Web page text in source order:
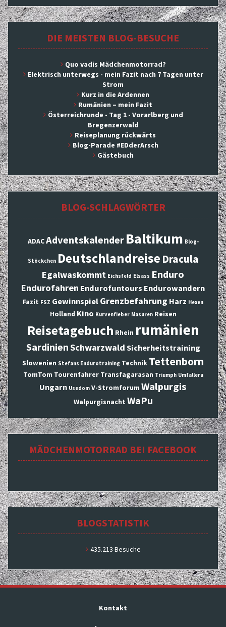
DIE MEISTEN BLOG-BESUCHE
Quo vadis Mädchenmotorrad?
Elektrisch unterwegs - mein Fazit nach 7 Tagen unter
Strom
Kurz in die Ardennen
Rumänien – mein Fazit
Österreichrunde - Tag 1 - Vorarlberg und
Bregenzerwald
Reiseplanung rückwärts
Blog-Parade #EDderArsch
Gästebuch
BLOG-SCHLAGWÖRTER
ADACAdventskalender Baltikum Blog-
Stöckchen Deutschlandreise Dracula
Egalwaskommt Eichsfeld Elsass Enduro
Endurofahren Endurofuntours Endurowandern
Fazit FSZ Gewinnspiel Grenzbefahrung Harz Hexen
Holland Kino Kurvenfieber Masuren Reisen
Reisetagebuch Rhein rumänien
SardinienSchwarzwald Sicherheitstraining
Slowenien Stefans Endurotraining Technik Tettenborn
TomTom Tourenfahrer Transfagarasan Triumph Umfallera
Ungarn Usedom V-Stromforum Walpurgis
Walpurgisnacht WaPu
MÄDCHENMOTORRAD BEI FACEBOOK
BLOGSTATISTIK
435.213 Besuche
Kontakt